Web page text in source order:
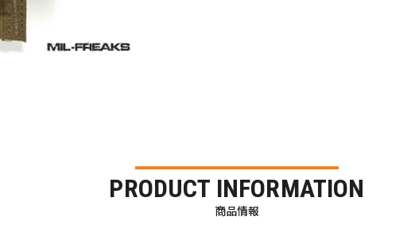
PRODUCT INFORMATION
商品情報